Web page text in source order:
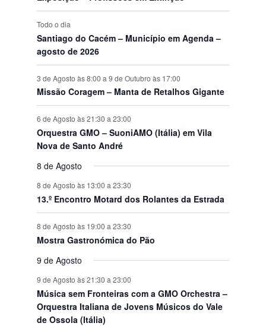
s
Todo o dia
Santiago do Cacém – Município em Agenda –
agosto de 2026
3 de Agosto às 8:00 a 9 de Outubro às 17:00
Missão Coragem – Manta de Retalhos Gigante
6 de Agosto às 21:30 a 23:00
Orquestra GMO – SuoniAMO (Itália) em Vila
Nova de Santo André
8 de Agosto
8 de Agosto às 13:00 a 23:30
13.º Encontro Motard dos Rolantes da Estrada
8 de Agosto às 19:00 a 23:30
Mostra Gastronómica do Pão
9 de Agosto
9 de Agosto às 21:30 a 23:00
Música sem Fronteiras com a GMO Orchestra –
Orquestra Italiana de Jovens Músicos do Vale
de Ossola (Itália)